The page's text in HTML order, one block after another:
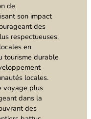
de
son impact
des
respectueuses.
en
tourisme durable
locales.
voyage plus
dans la
des